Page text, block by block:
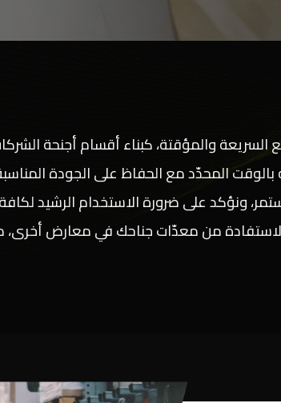
السريعة والمؤقتة، كبناء أقسام أجنحة
المحدّد مع الحفاظ على الجودة
ونؤكد على ضرورة الاستخدام الرشيد
من معدّات جناحك في معارض